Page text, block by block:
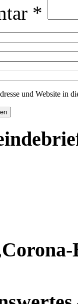
*
und Website in